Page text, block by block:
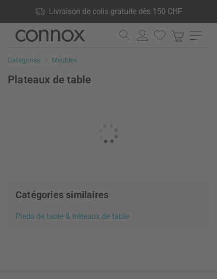
Livraison de colis gratuite dès 150 CHF
produits en stock, Droit de retour de 60 jours
Aller
contenu
Aller
la
Catégories Meubles
Plateaux de table
Catégories similaires
Pieds de table & tréteaux de table